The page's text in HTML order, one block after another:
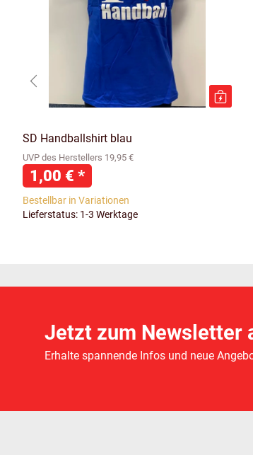
SD Handballshirt blau
UVP des Herstellers 19,95 €
1,00 € *
Bestellbar in Variationen
Lieferstatus: 1-3 Werktage
Jetzt zum Newsletter
Erhalte spannende Infos und neue